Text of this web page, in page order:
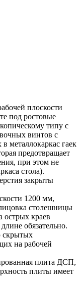
плоскости
под ростовые
типу с
винтов с
металлокаркас гаек
предотвращает
при этом не
стола).
закрыты
1200 мм,
столешницы
краев
обязательно.
скрытых
на рабочей
плита ДСП,
плиты имеет